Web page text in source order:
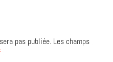
pas publiée. Les champs